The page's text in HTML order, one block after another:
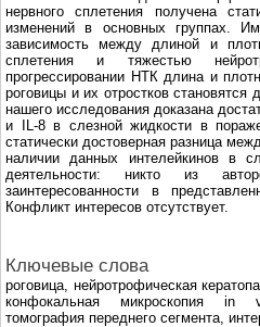
нервного сплетения получена
изменений в основных группах.
зависимость между длиной и
сплетения и тяжестью
прогрессировании НТК длина и
роговицы и их отростков
нашего исследования доказана
и IL-8 в слeзной жидкости в
статически достоверная разница
наличии данных интелейкинов в
деятельности: никто из
заинтересованности в
Конфликт интересов отсутствует.
Ключевые слова
роговица, нейротрофическая
конфокальная микроскопия in
томография переднего сегмента,